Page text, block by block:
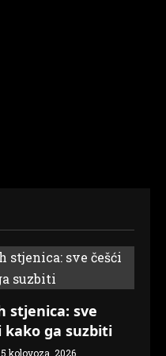
stjenica: sve
kako ga suzbiti
5 kolovoza, 2026